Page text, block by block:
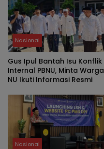
Nasional
Gus Ipul Bantah Isu Konflik
Internal PBNU, Minta Warga
NU Ikuti Informasi Resmi
Nasional